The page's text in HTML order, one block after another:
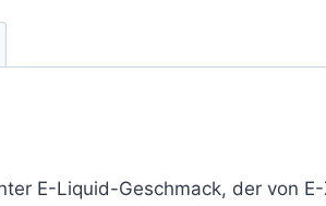
E-Liquid-Geschmack, der von